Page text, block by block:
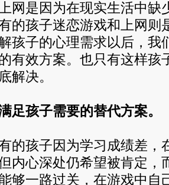
是因为在现实生活中缺
的孩子迷恋游戏和上网则
孩子的心理需求以后，我
有效方案。也只有这样孩
解决。
足孩子需要的替代方案。
孩子因为学习成绩差，
内心深处仍希望被肯定，
够一路过关，在游戏中自